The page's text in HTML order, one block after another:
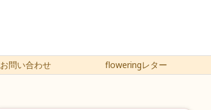
お問い合わせ floweringレター